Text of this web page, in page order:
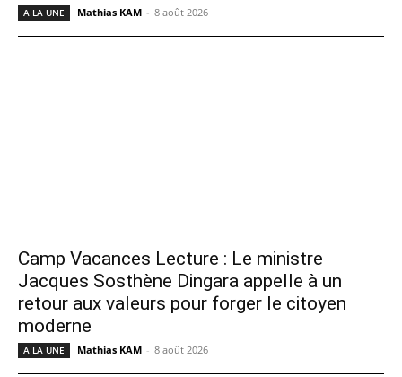
A LA UNE Mathias KAM - 8 août 2026
Camp Vacances Lecture : Le ministre
Jacques Sosthène Dingara appelle à un
retour aux valeurs pour forger le citoyen
moderne
A LA UNE Mathias KAM - 8 août 2026